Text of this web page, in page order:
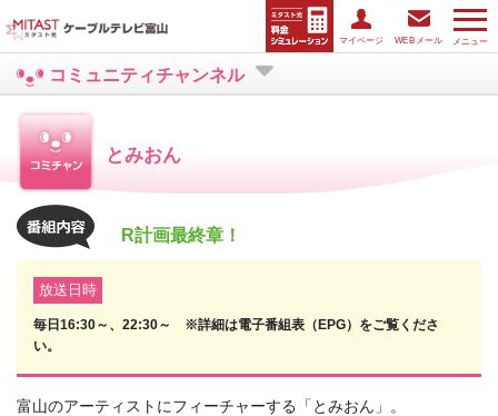
メニュー
マイページ WEBメール
コミュニティチャンネル
とみおん
R計画最終章！
放送日時
毎日16:30～、22:30～ ※詳細は電子番組表（EPG）をご覧くださ
い。
富山のアーティストにフィーチャーする「とみおん」。